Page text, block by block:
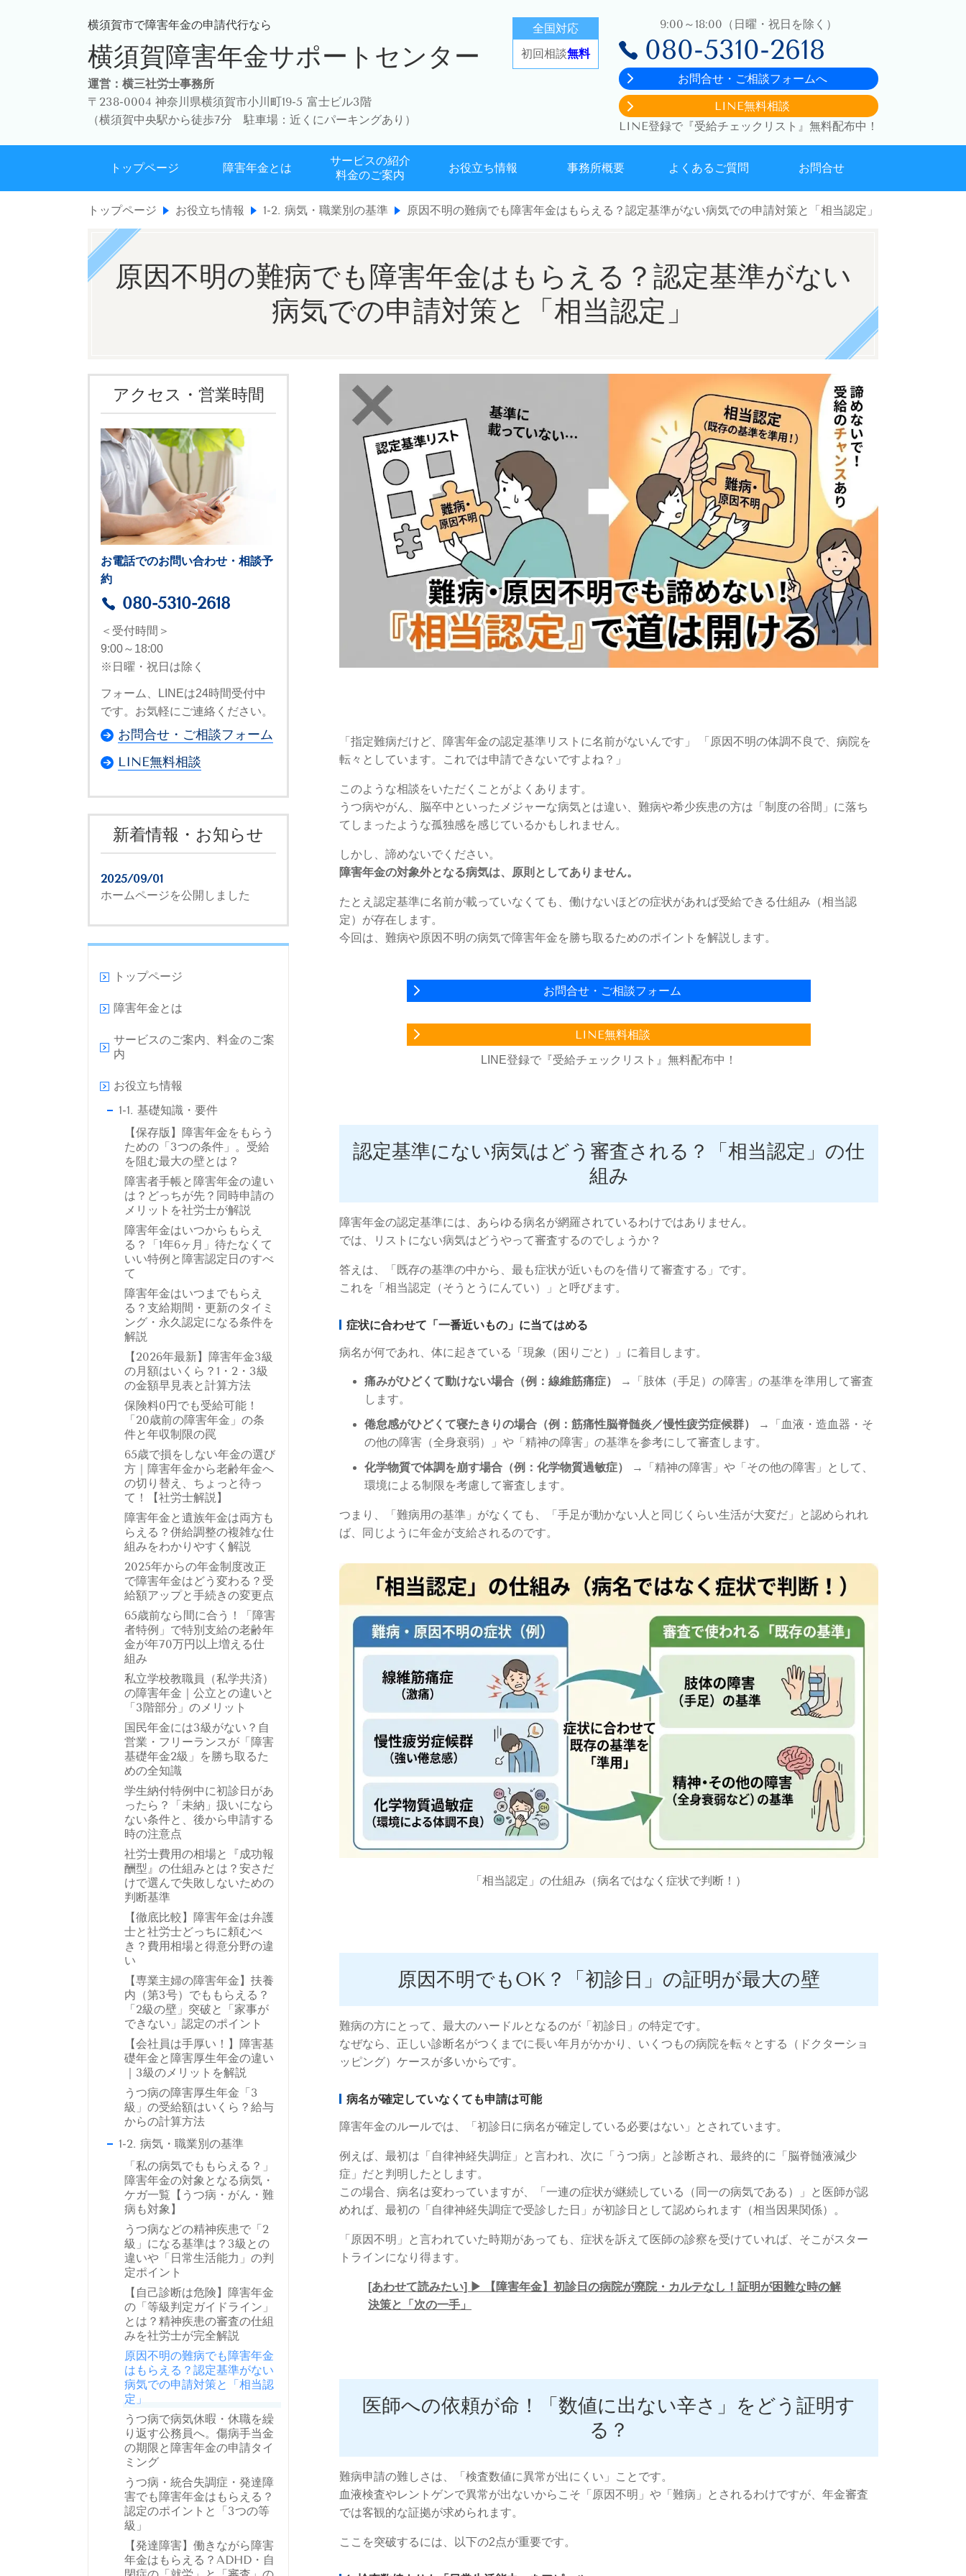
横須賀市で障害年金の申請代行なら
横須賀障害年金サポートセンター
運営：横三社労士事務所
〒238-0004 神奈川県横須賀市小川町19-5 富士ビル3階
（横須賀中央駅から徒歩7分 駐車場：近くにパーキングあり）
全国対応
初回相談無料
9:00～18:00（日曜・祝日を除く）
080-5310-2618
お問合せ・ご相談フォームへ
LINE無料相談
LINE登録で『受給チェックリスト』無料配布中！
トップページ 障害年金とは
サービスの紹介
料金のご案内
お役立ち情報 事務所概要 よくあるご質問 お問合せ
トップページ お役立ち情報 1-2. 病気・職業別の基準 原因不明の難病でも障害年金はもらえる？認定基準がない病気での申請対策と「相当認定」
原因不明の難病でも障害年金はもらえる？認定基準がない
病気での申請対策と「相当認定」
「指定難病だけど、障害年金の認定基準リストに名前がないんです」 「原因不明の体調不良で、病院を
転々としています。これでは申請できないですよね？」
このような相談をいただくことがよくあります。
うつ病やがん、脳卒中といったメジャーな病気とは違い、難病や希少疾患の方は「制度の谷間」に落ち
てしまったような孤独感を感じているかもしれません。
しかし、諦めないでください。
障害年金の対象外となる病気は、原則としてありません。
たとえ認定基準に名前が載っていなくても、働けないほどの症状があれば受給できる仕組み（相当認
定）が存在します。
今回は、難病や原因不明の病気で障害年金を勝ち取るためのポイントを解説します。
お問合せ・ご相談フォーム
LINE無料相談
LINE登録で『受給チェックリスト』無料配布中！
認定基準にない病気はどう審査される？「相当認定」の仕
組み
障害年金の認定基準には、あらゆる病名が網羅されているわけではありません。
では、リストにない病気はどうやって審査するのでしょうか？
答えは、「既存の基準の中から、最も症状が近いものを借りて審査する」です。
これを「相当認定（そうとうにんてい）」と呼びます。
症状に合わせて「一番近いもの」に当てはめる
病名が何であれ、体に起きている「現象（困りごと）」に着目します。
痛みがひどくて動けない場合（例：線維筋痛症）
→「肢体（手足）の障害」の基準を準用して審査
します。
倦怠感がひどくて寝たきりの場合（例：筋痛性脳脊髄炎／慢性疲労症候群）
→「血液・造血器・そ
の他の障害（全身衰弱）」や「精神の障害」の基準を参考にして審査します。
化学物質で体調を崩す場合（例：化学物質過敏症）
→「精神の障害」や「その他の障害」として、
環境による制限を考慮して審査します。
つまり、「難病用の基準」がなくても、「手足が動かない人と同じくらい生活が大変だ」と認められれ
ば、同じように年金が支給されるのです。
「相当認定」の仕組み（病名ではなく症状で判断！）
原因不明でもOK？「初診日」の証明が最大の壁
難病の方にとって、最大のハードルとなるのが「初診日」の特定です。
なぜなら、正しい診断名がつくまでに長い年月がかかり、いくつもの病院を転々とする（ドクターショ
ッピング）ケースが多いからです。
病名が確定していなくても申請は可能
障害年金のルールでは、「初診日に病名が確定している必要はない」とされています。
例えば、最初は「自律神経失調症」と言われ、次に「うつ病」と診断され、最終的に「脳脊髄液減少
症」だと判明したとします。
この場合、病名は変わっていますが、「一連の症状が継続している（同一の病気である）」と医師が認
めれば、最初の「自律神経失調症で受診した日」が初診日として認められます（相当因果関係）。
「原因不明」と言われていた時期があっても、症状を訴えて医師の診察を受けていれば、そこがスター
トラインになり得ます。
[あわせて読みたい] ▶ 【障害年金】初診日の病院が廃院・カルテなし！証明が困難な時の解
決策と「次の一手」
医師への依頼が命！「数値に出ない辛さ」をどう証明す
る？
難病申請の難しさは、「検査数値に異常が出にくい」ことです。
血液検査やレントゲンで異常が出ないからこそ「原因不明」や「難病」とされるわけですが、年金審査
では客観的な証拠が求められます。
ここを突破するには、以下の2点が重要です。
アクセス・営業時間
お電話でのお問い合わせ・相談予
約
080-5310-2618
＜受付時間＞
9:00～18:00
※日曜・祝日は除く
フォーム、LINEは24時間受付中
です。お気軽にご連絡ください。
お問合せ・ご相談フォーム
LINE無料相談
新着情報・お知らせ
2025/09/01
ホームページを公開しました
トップページ
障害年金とは
サービスのご案内、料金のご案
内
お役立ち情報
1-1. 基礎知識・要件
【保存版】障害年金をもらう
ための「3つの条件」。受給
を阻む最大の壁とは？
障害者手帳と障害年金の違い
は？どっちが先？同時申請の
メリットを社労士が解説
障害年金はいつからもらえ
る？「1年6ヶ月」待たなくて
いい特例と障害認定日のすべ
て
障害年金はいつまでもらえ
る？支給期間・更新のタイミ
ング・永久認定になる条件を
解説
【2026年最新】障害年金3級
の月額はいくら？1・2・3級
の金額早見表と計算方法
保険料0円でも受給可能！
「20歳前の障害年金」の条
件と年収制限の罠
65歳で損をしない年金の選び
方｜障害年金から老齢年金へ
の切り替え、ちょっと待っ
て！【社労士解説】
障害年金と遺族年金は両方も
らえる？併給調整の複雑な仕
組みをわかりやすく解説
2025年からの年金制度改正
で障害年金はどう変わる？受
給額アップと手続きの変更点
65歳前なら間に合う！「障害
者特例」で特別支給の老齢年
金が年70万円以上増える仕
組み
私立学校教職員（私学共済）
の障害年金｜公立との違いと
「3階部分」のメリット
国民年金には3級がない？自
営業・フリーランスが「障害
基礎年金2級」を勝ち取るた
めの全知識
学生納付特例中に初診日があ
ったら？「未納」扱いになら
ない条件と、後から申請する
時の注意点
社労士費用の相場と『成功報
酬型』の仕組みとは？安さだ
けで選んで失敗しないための
判断基準
【徹底比較】障害年金は弁護
士と社労士どっちに頼むべ
き？費用相場と得意分野の違
い
【専業主婦の障害年金】扶養
内（第3号）でももらえる？
「2級の壁」突破と「家事が
できない」認定のポイント
【会社員は手厚い！】障害基
礎年金と障害厚生年金の違い
｜3級のメリットを解説
うつ病の障害厚生年金「3
級」の受給額はいくら？給与
からの計算方法
1-2. 病気・職業別の基準
「私の病気でももらえる？」
障害年金の対象となる病気・
ケガ一覧【うつ病・がん・難
病も対象】
うつ病などの精神疾患で「2
級」になる基準は？3級との
違いや「日常生活能力」の判
定ポイント
【自己診断は危険】障害年金
の「等級判定ガイドライン」
とは？精神疾患の審査の仕組
みを社労士が完全解説
原因不明の難病でも障害年金
はもらえる？認定基準がない
病気での申請対策と「相当認
定」
うつ病で病気休暇・休職を繰
り返す公務員へ。傷病手当金
の期限と障害年金の申請タイ
ミング
うつ病・統合失調症・発達障
害でも障害年金はもらえる？
認定のポイントと「3つの等
級」
【発達障害】働きながら障害
年金はもらえる？ADHD・自